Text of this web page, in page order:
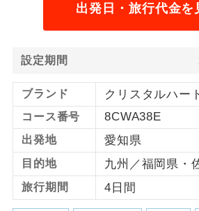
出発日・旅行代金を
設定期間
ブランド クリスタルハー
コース番号 8CWA38E
出発地 愛知県
目的地 九州／福岡県・
旅行期間 4日間
1名様1室同代
1名様1室利用でも
ご夫婦限定
ご夫婦限定でご
女性限定
女性限定でご参加
す。
年齢制限あり
ご参加にあたり年
です。
航空会社指定
利用航空会社が指
画にとても便利で